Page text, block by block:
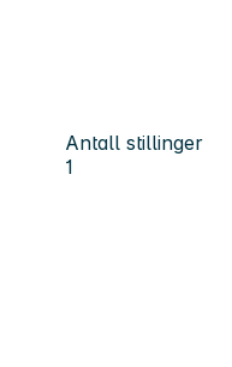
Antall stillinger
1